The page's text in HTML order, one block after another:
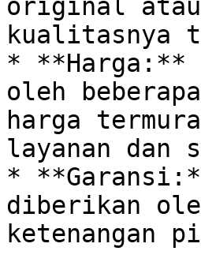
original
kualitasnya
* **Harga:**
oleh
harga
layanan dan
*
diberikan
ketenangan